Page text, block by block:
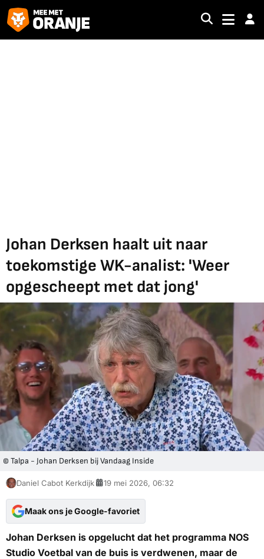
Johan Derksen haalt uit naar
toekomstige WK-analist: 'Weer
opgescheept met dat jong'
© Talpa - Johan Derksen bij Vandaag Inside
Daniel Cabot Kerkdijk 19 mei 2026, 06:32
Maak ons je Google-favoriet
Johan Derksen is opgelucht dat het programma NOS
Studio Voetbal van de buis is verdwenen, maar de